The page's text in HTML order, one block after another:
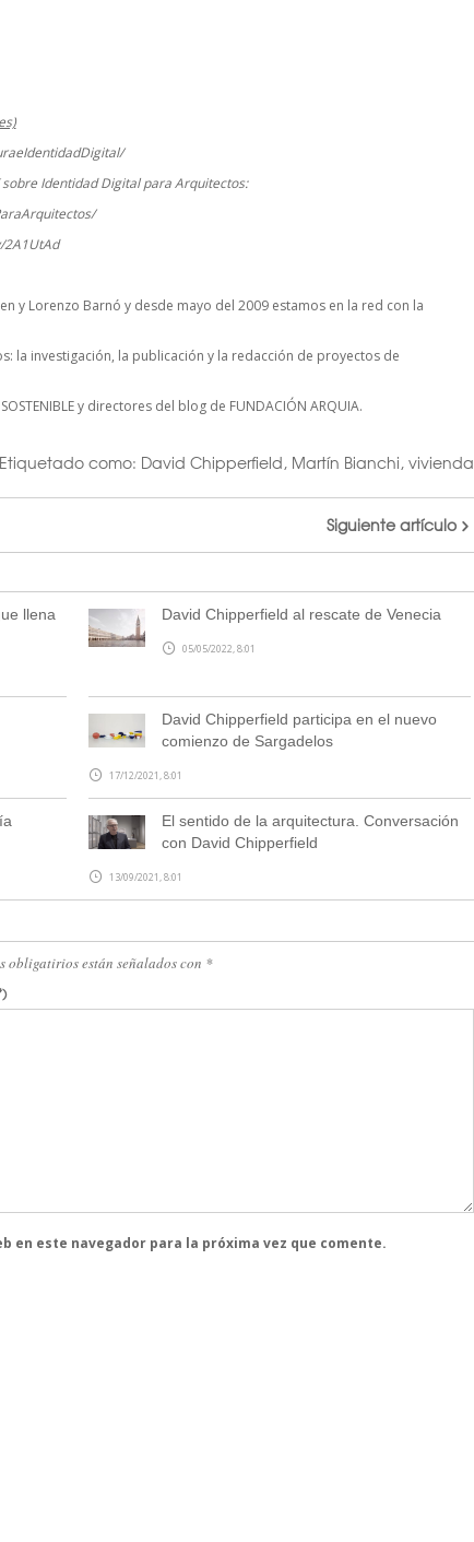
sobre Identidad Digital para Arquitectos:
y Lorenzo Barnó y desde mayo del 2009 estamos en la red con la
la investigación, la publicación y la redacción de proyectos de
y directores del blog de FUNDACIÓN ARQUIA.
Etiquetado como: David Chipperfield, Martín Bianchi, vivienda
Siguiente artículo
llena
David Chipperfield al rescate de Venecia
05/05/2022, 8:01
David Chipperfield participa en el nuevo
comienzo de Sargadelos
17/12/2021, 8:01
El sentido de la arquitectura. Conversación
con David Chipperfield
13/09/2021, 8:01
obligatirios están señalados con *
en este navegador para la próxima vez que comente.